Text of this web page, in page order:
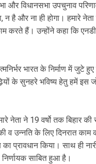
विधानसभा उपचुनाव
है और ना ही होगा। हमारे
करते हैं। उन्होंने कहा कि
भारत के निर्माण में जुटे
के सुनहरे भविष्य हेतु हमें
नेता ने 19 वर्षो तक बिहार
व उन्नति के लिए दिनरात
प्रावधान किया। साथ ही
साबित हुआ है।